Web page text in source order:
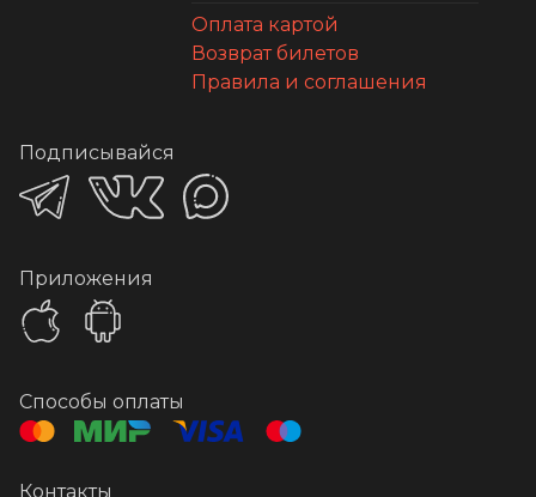
Оплата картой
Возврат билетов
Правила и соглашения
Подписывайся
Приложения
Способы оплаты
Контакты